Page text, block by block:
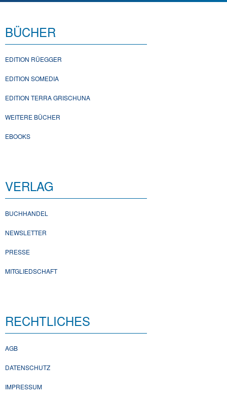
BÜCHER
EDITION RÜEGGER
EDITION SOMEDIA
EDITION TERRA GRISCHUNA
WEITERE BÜCHER
EBOOKS
VERLAG
BUCHHANDEL
NEWSLETTER
PRESSE
MITGLIEDSCHAFT
RECHTLICHES
AGB
DATENSCHUTZ
IMPRESSUM